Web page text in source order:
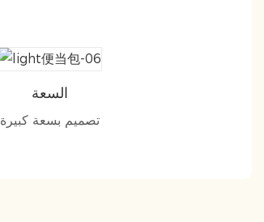
السعة
تصميم بسعة كبيرة